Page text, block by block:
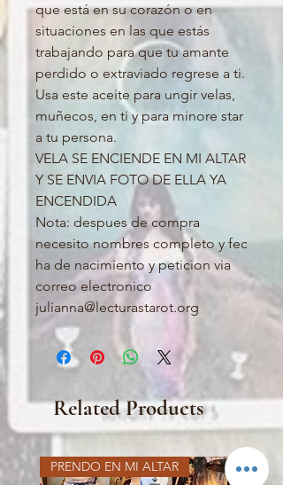
que está en su corazón o en
situaciones en las que estás
trabajando para que tu amante
perdido o extraviado regrese a ti.
Usa este aceite para ungir velas,
muñecos, en ti y para minore star
a tu persona.
VELA SE ENCIENDE EN MI ALTAR
Y SE ENVIA FOTO DE ELLA YA
ENCENDIDA
Nota: despues de compra
necesito nombres completo y fec
ha de nacimiento y peticion via
correo electronico
julianna@lecturastarot.org
Related Products
PRENDO EN MI ALTAR